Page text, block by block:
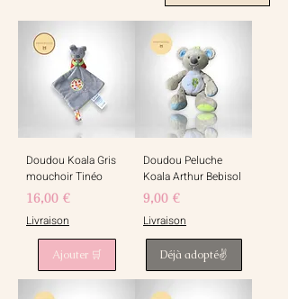
Doudou Koala Gris
mouchoir Tinéo
Prix
16,00 €
Livraison
Ajouter 🛒
Doudou Peluche
Koala Arthur Bebisol
Prix
9,00 €
Livraison
Déjà adopté✌️